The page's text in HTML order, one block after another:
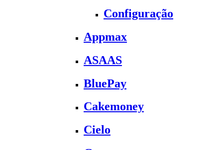
Configuração
Appmax
ASAAS
BluePay
Cakemoney
Cielo